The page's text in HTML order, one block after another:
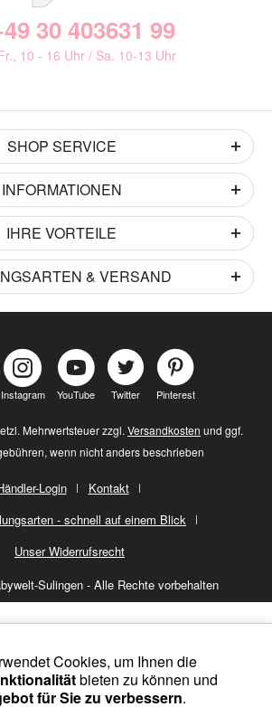
30 403631 99
10 - 16 Uhr / Sa. 10-13 Uhr
SHOP SERVICE
INFORMATIONEN
IHRE VORTEILE
& VERSAND
Instagram YouTube Twitter Pinterest
Mehrwertsteuer zzgl. Versandkosten und ggf.
wenn nicht anders beschrieben
Login
Kontakt
- schnell auf einem Blick
Unser Widerrufsrecht
Sulingen - Alle Rechte vorbehalten
Cookies, um Ihnen die
bieten zu können und
für Sie zu verbessern.